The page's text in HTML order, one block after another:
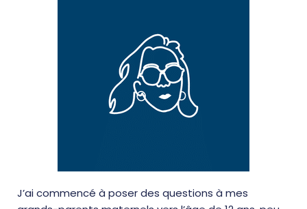
J’ai commencé à poser des questions à mes